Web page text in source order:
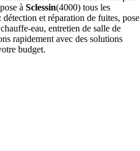
à Sclessin(4000) tous les
: détection et réparation de fuites, pose
eau, entretien de salle de
rapidement avec des solutions
budget.